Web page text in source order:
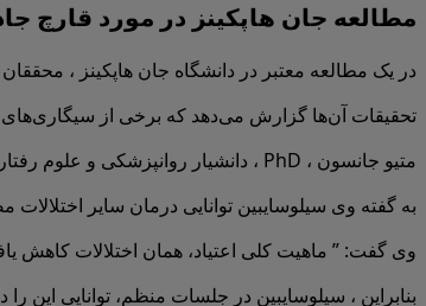
مطالعه جان هاپکینز در مورد قارچ
در یک مطالعه معتبر در دانشگاه جان هاپکینز ، محققان دریافتند
تحقیقات آن‌ها گزارش می‌دهد که برخی از سیگاری‌های
متیو جانسون ، PhD ، دانشیار روانپزشکی و علوم رفتاری در دانشکده پزشکی دانشگاه جان هاپکینز ، این مطالعه را رهبری کرد.
به گفته وی سیلوسایبین توانایی درمان سایر
وی گفت: ” ماهیت کلی اعتیاد، همان اختلالات كاهش
بنابراین ، سیلوسایبین در جلسات منظم، توانایی این